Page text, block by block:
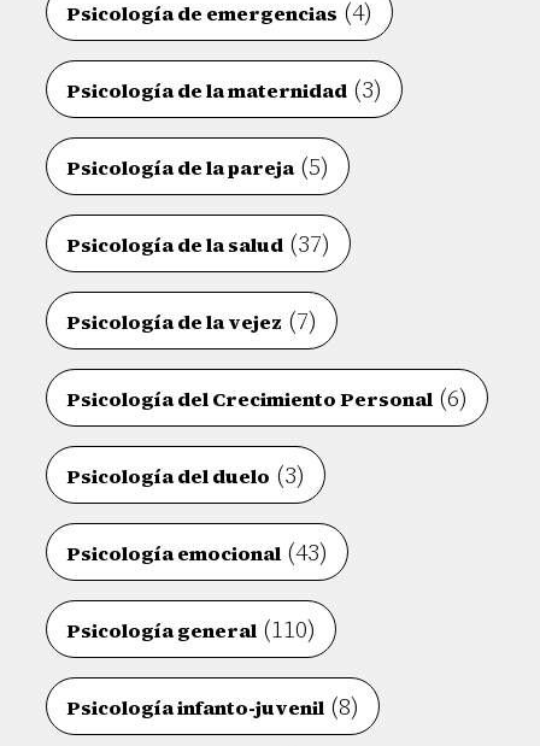
Psicología de emergencias (4)
Psicología de la maternidad (3)
Psicología de la pareja(5)
Psicología de la salud (37)
Psicología de la vejez (7)
Psicología del Crecimiento Personal (6)
Psicología del duelo (3)
Psicología emocional (43)
Psicología general (110)
Psicología infanto-juvenil (8)